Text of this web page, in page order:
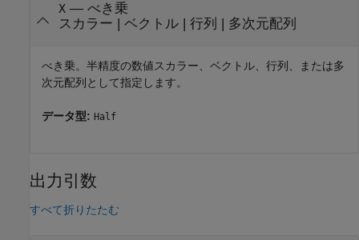
X— べき乗
スカラー | ベクトル| 行列 | 多次元配列
べき乗。半精度の数値スカラー、ベクトル、行列、または多
次元配列として指定します。
データ型: Half
出力引数
すべて折りたたむ